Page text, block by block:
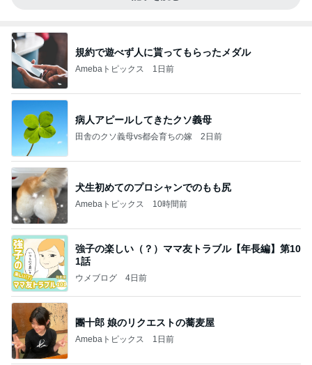
規約で遊べず人に貰ってもらったメダル
Amebaトピックス 1日前
病人アピールしてきたクソ義母
田舎のクソ義母vs都会育ちの嫁 2日前
犬生初めてのプロシャンでのもも尻
Amebaトピックス 10時間前
強子の楽しい（？）ママ友トラブル【年長編】第10
1話
ウメブログ 4日前
團十郎 娘のリクエストの蕎麦屋
Amebaトピックス 1日前